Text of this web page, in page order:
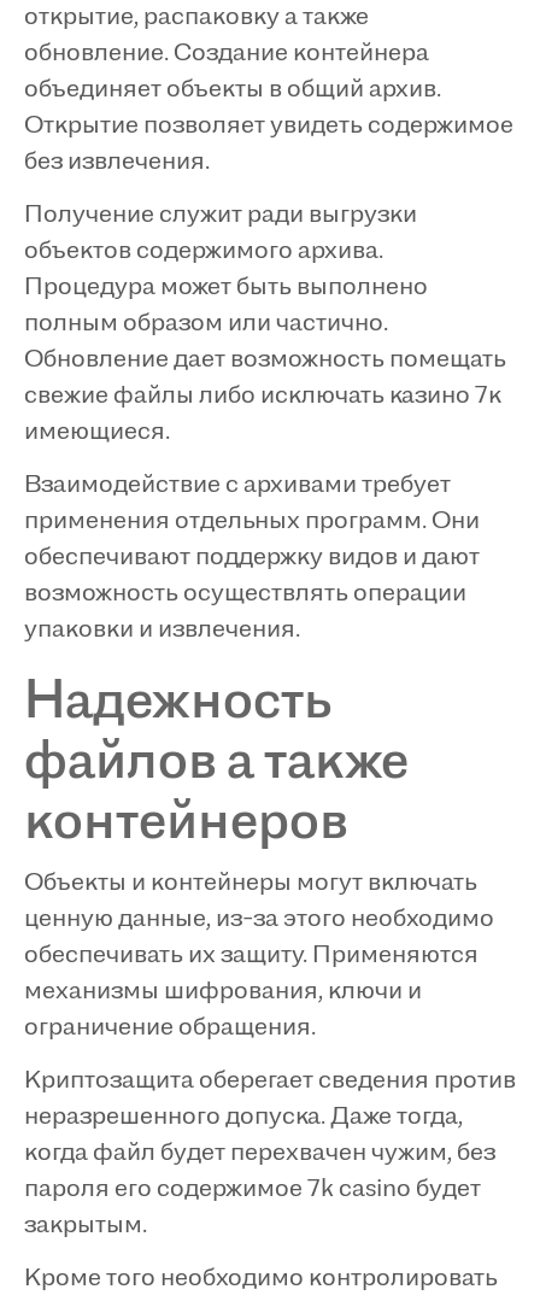
открытие, распаковку а также
обновление. Создание контейнера
объединяет объекты в общий архив.
Открытие позволяет увидеть содержимое
без извлечения.
Получение служит ради выгрузки
объектов содержимого архива.
Процедура может быть выполнено
полным образом или частично.
Обновление дает возможность помещать
свежие файлы либо исключать казино 7к
имеющиеся.
Взаимодействие с архивами требует
применения отдельных программ. Они
обеспечивают поддержку видов и дают
возможность осуществлять операции
упаковки и извлечения.
Надежность
файлов а также
контейнеров
Объекты и контейнеры могут включать
ценную данные, из-за этого необходимо
обеспечивать их защиту. Применяются
механизмы шифрования, ключи и
ограничение обращения.
Криптозащита оберегает сведения против
неразрешенного допуска. Даже тогда,
когда файл будет перехвачен чужим, без
пароля его содержимое 7k casino будет
закрытым.
Кроме того необходимо контролировать